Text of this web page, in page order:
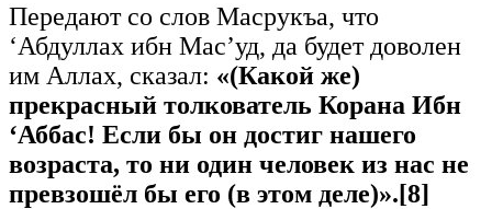
Передают со слов Масрукъа, что
‘Абдуллах ибн Мас’уд, да будет доволен
им Аллах, сказал: «(Какой же)
прекрасный толкователь Корана Ибн
‘Аббас! Если бы он достиг нашего
возраста, то ни один человек из нас не
превзошёл бы его (в этом деле)».[8]